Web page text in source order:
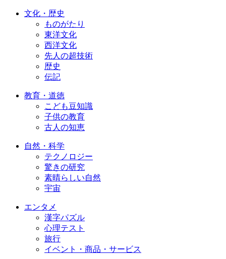
文化・歴史
ものがたり
東洋文化
西洋文化
先人の超技術
歴史
伝記
教育・道徳
こども豆知識
子供の教育
古人の知恵
自然・科学
テクノロジー
驚きの研究
素晴らしい自然
宇宙
エンタメ
漢字パズル
心理テスト
旅行
イベント・商品・サービス